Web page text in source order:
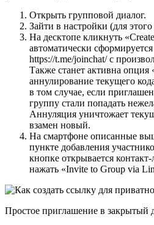
Открыть групповой диалог.
Зайти в настройки (для
На десктопе кликнуть
автоматически
https://t.me/joinchat/ с
Также станет активна
аннулирование текущего
в том случае, если
группу стали попадать
Аннуляция уничтожает
взамен новый.
На смартфоне описанные
пункте добавления
кнопке открывается
нажать «Invite to Group via
Простое приглашение в закрытый